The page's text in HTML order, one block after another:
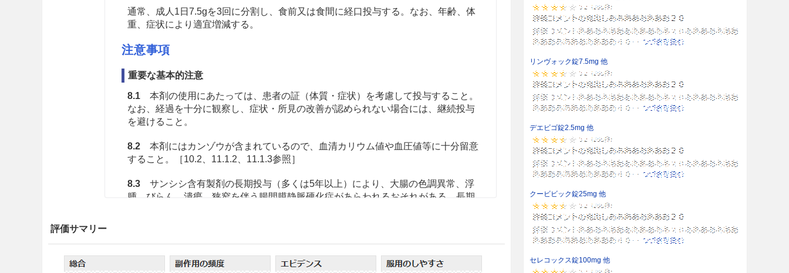
通常、成人1日7.5gを3回に分割し、食前又は食間に経口投与する。なお、年齢、体
重、症状により適宜増減する。
注意事項
重要な基本的注意
8.1本剤の使用にあたっては、患者の証（体質・症状）を考慮して投与すること。
なお、経過を十分に観察し、症状・所見の改善が認められない場合には、継続投与
を避けること。
8.2本剤にはカンゾウが含まれているので、血清カリウム値や血圧値等に十分留意
すること。［10.2、11.1.2、11.1.3参照］
8.3サンシシ含有製剤の長期投与（多くは5年以上）により、大腸の色調異常、浮
腫、びらん、潰瘍、狭窄を伴う腸間膜静脈硬化症があらわれるおそれがある。長期
8.4他の漢方製剤等を併用する場合は、含有生薬の重複に注意すること。ダイオウ
を含む製剤との併用には、特に注意すること。
評価サマリー
リンヴォック錠7.5mg 他
デエビゴ錠2.5mg 他
クービビック錠25mg 他
セレコックス錠100mg 他